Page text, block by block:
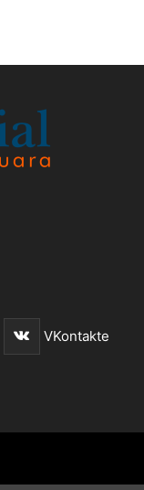
VKontakte